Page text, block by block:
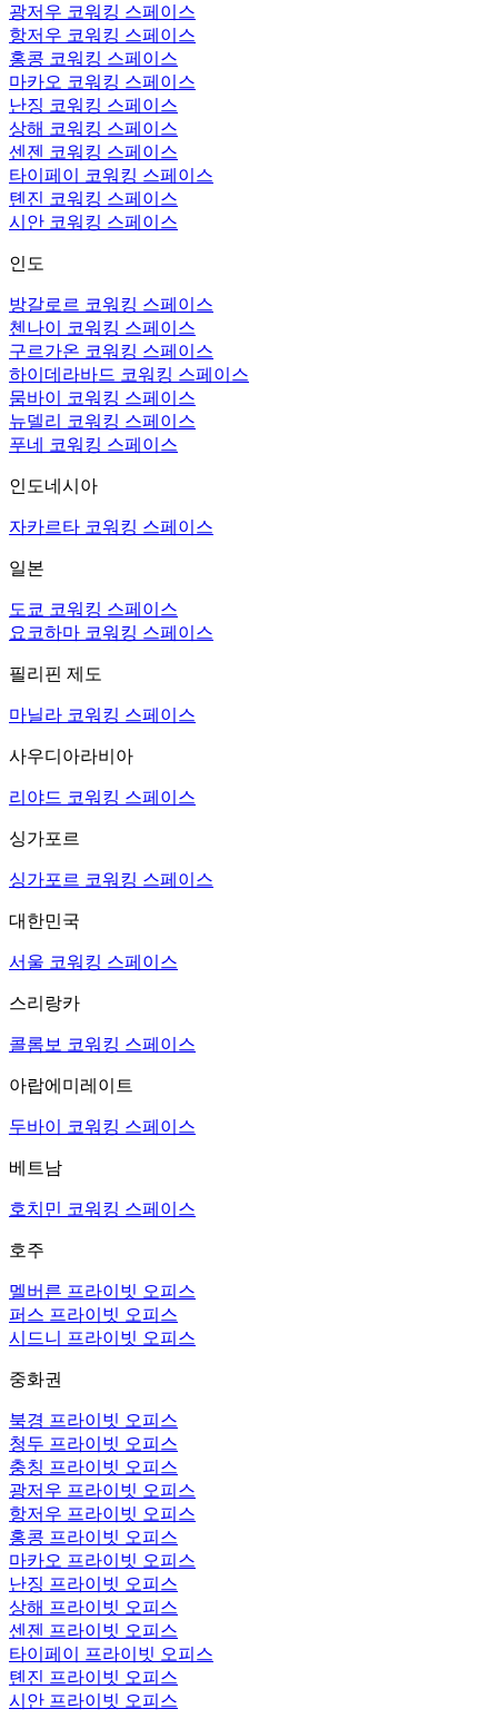
광저우 코워킹 스페이스
항저우 코워킹 스페이스
홍콩 코워킹 스페이스
마카오 코워킹 스페이스
난징 코워킹 스페이스
상해 코워킹 스페이스
센젠 코워킹 스페이스
타이페이 코워킹 스페이스
톈진 코워킹 스페이스
시안 코워킹 스페이스
인도
방갈로르 코워킹 스페이스
첸나이 코워킹 스페이스
구르가온 코워킹 스페이스
하이데라바드 코워킹 스페이스
뭄바이 코워킹 스페이스
뉴델리 코워킹 스페이스
푸네 코워킹 스페이스
인도네시아
자카르타 코워킹 스페이스
일본
도쿄 코워킹 스페이스
요코하마 코워킹 스페이스
필리핀 제도
마닐라 코워킹 스페이스
사우디아라비아
리야드 코워킹 스페이스
싱가포르
싱가포르 코워킹 스페이스
대한민국
서울 코워킹 스페이스
스리랑카
콜롬보 코워킹 스페이스
아랍에미레이트
두바이 코워킹 스페이스
베트남
호치민 코워킹 스페이스
호주
멜버른 프라이빗 오피스
퍼스 프라이빗 오피스
시드니 프라이빗 오피스
중화권
북경 프라이빗 오피스
청두 프라이빗 오피스
충칭 프라이빗 오피스
광저우 프라이빗 오피스
항저우 프라이빗 오피스
홍콩 프라이빗 오피스
마카오 프라이빗 오피스
난징 프라이빗 오피스
상해 프라이빗 오피스
센젠 프라이빗 오피스
타이페이 프라이빗 오피스
톈진 프라이빗 오피스
시안 프라이빗 오피스